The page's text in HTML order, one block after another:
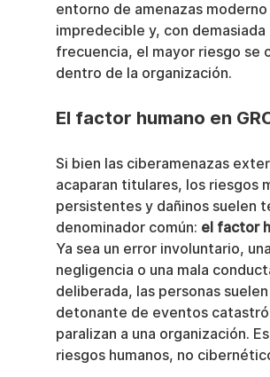
entorno de amenazas
impredecible y, con demasiada
frecuencia, el mayor riesgo se
dentro de la organización.
El factor humano en
Si bien las ciberamenazas
acaparan titulares, los riesgos
persistentes y dañinos suelen
denominador común: el factor
Ya sea un error involuntario, una
negligencia o una mala
deliberada, las personas
detonante de eventos
paralizan a una organización.
riesgos humanos, no